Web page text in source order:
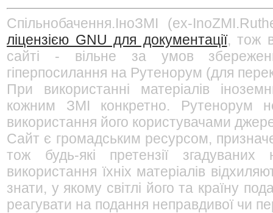
Спільнобачення.ІноЗМІ (ex-
ліцензією GNU для документації, тож
сайті - вільне за умов
гіперпосилання на Рутенорум (для
При використанні матеріалів
кожним ЗМІ конкретно. Рутенорум
використання його користувачами
Сайт є громадським ресурсом,
тож будь-які претензії
використання їхніх матеріалів
знати, у якому світлі його та країну
реагувати на подання неправдивої чи